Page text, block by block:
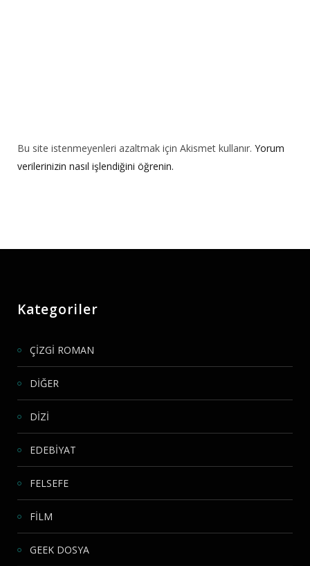
Bu site istenmeyenleri azaltmak için Akismet kullanır. Yorum
verilerinizin nasıl işlendiğini öğrenin.
Kategoriler
ÇİZGİ ROMAN
DİĞER
DİZİ
EDEBİYAT
FELSEFE
FİLM
GEEK DOSYA